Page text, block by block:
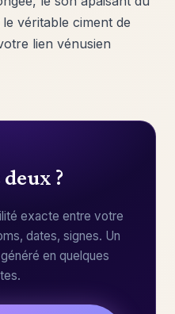
véritable ciment de
lien vénusien
?
exacte entre votre
dates, signes. Un
en quelques